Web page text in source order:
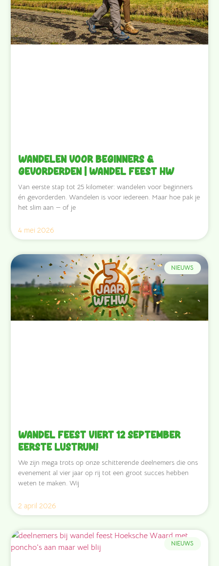
Wandelen voor beginners &
gevorderden | Wandel Feest HW
Van eerste stap tot 25 kilometer: wandelen voor beginners
én gevorderden. Wandelen is voor iedereen. Maar hoe pak je
het slim aan — of je
4 mei 2026
NIEUWS
Wandel Feest viert 12 september
eerste lustrum!
We zijn mega trots op onze schitterende deelnemers die ons
evenement al vier jaar op rij tot een groot succes hebben
weten te maken. Wij
2 april 2026
NIEUWS